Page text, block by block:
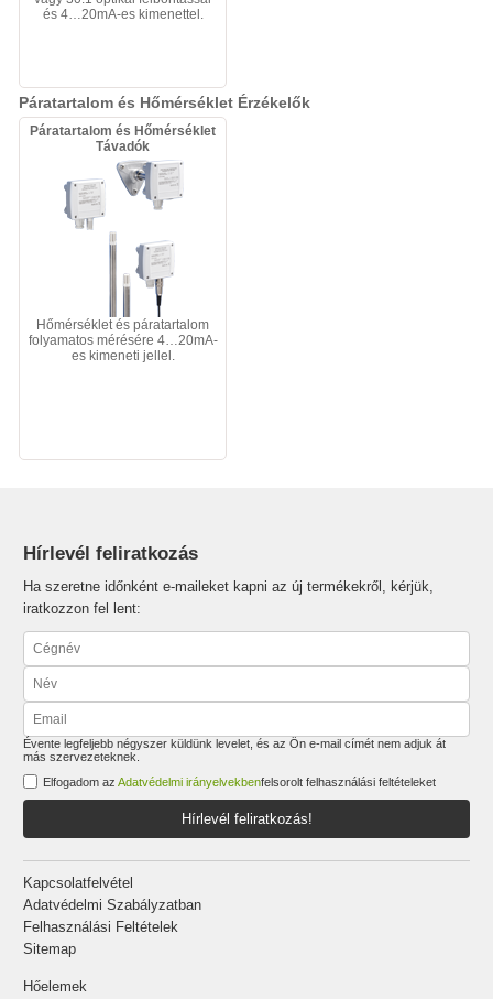
és 4…20mA-es kimenettel.
Páratartalom és Hőmérséklet Érzékelők
Páratartalom és Hőmérséklet
Távadók
Hőmérséklet és páratartalom
folyamatos mérésére 4…20mA-
es kimeneti jellel.
Hírlevél feliratkozás
Ha szeretne időnként e-maileket kapni az új termékekről, kérjük,
iratkozzon fel lent:
Évente legfeljebb négyszer küldünk levelet, és az Ön e-mail címét nem adjuk át
más szervezeteknek.
Elfogadom azAdatvédelmi irányelvekbenfelsorolt felhasználási feltételeket
Hírlevél feliratkozás!
Kapcsolatfelvétel
Adatvédelmi Szabályzatban
Felhasználási Feltételek
Sitemap
Hőelemek